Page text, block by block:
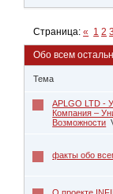
Обо всем
Страница:« 1 2 3
Тема
APLGO LTD -
Компания –
Возможности
факты обо
О проекте